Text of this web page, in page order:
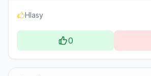
Hlasy
0